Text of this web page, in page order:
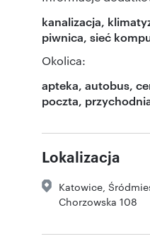
kanalizacja,
piwnica, sieć
Okolica:
apteka, autobus,
poczta,
Lokalizacja
Katowice
Chorzowska 108